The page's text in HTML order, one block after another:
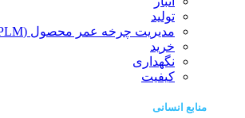
تولید
مدیریت چرخه عمر محصول (PLM)
خرید
نگهداری
کیفیت
منابع انسانی